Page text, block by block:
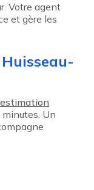
Votre agent
et gère les
estimation
minutes. Un